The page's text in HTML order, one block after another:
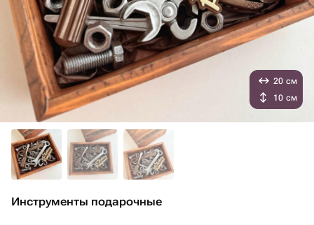
Инструменты подарочные
20 см
10 см